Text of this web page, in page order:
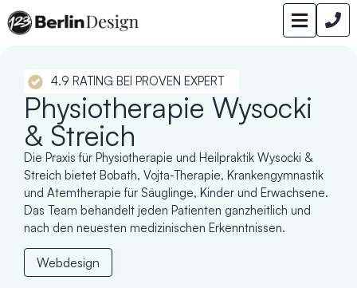
4.9 RATING BEI PROVEN EXPERT
Physiotherapie Wysocki
& Streich
Die Praxis für Physiotherapie und Heilpraktik Wysocki &
Streich bietet Bobath, Vojta-Therapie, Krankengymnastik
und Atemtherapie für Säuglinge, Kinder und Erwachsene.
Das Team behandelt jeden Patienten ganzheitlich und
nach den neuesten medizinischen Erkenntnissen.
Webdesign